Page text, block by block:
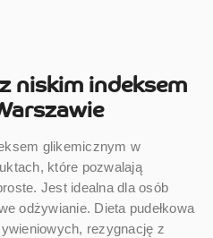
niskim indeksem
glikemicznym w
które pozwalają
Jest idealna dla osób
odżywianie. Dieta pudełkowa
rezygnację z